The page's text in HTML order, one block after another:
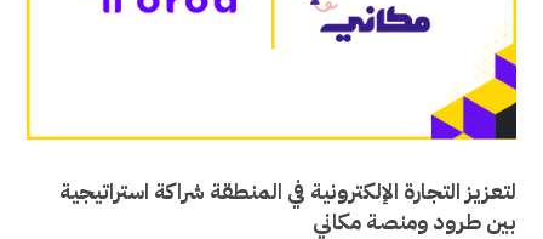
لتعزيز التجارة الإلكترونية في المنطقة شراكة استراتيجية
بين طرود ومنصة مكاني